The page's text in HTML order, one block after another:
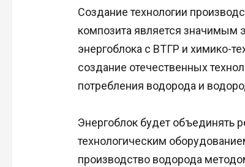
Создание технологии
композита является значимым
энергоблока с ВТГР и химико-
создание отечественных
потребления водорода и
Энергоблок будет объединять
технологическим
производство водорода